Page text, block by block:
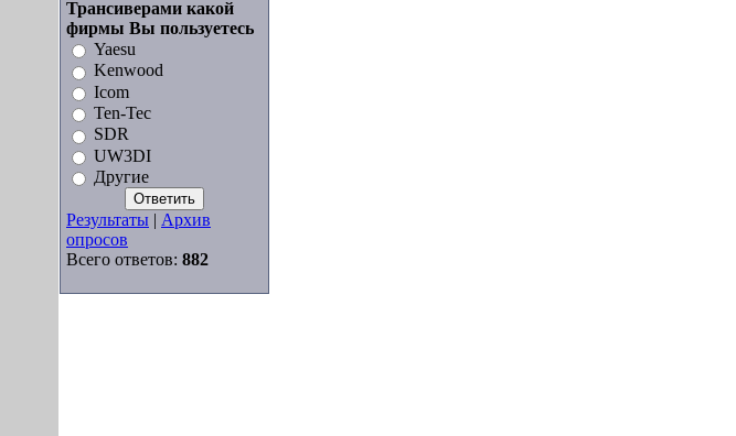
Трансиверами какой
фирмы Вы пользуетесь
Yaesu
Kenwood
Icom
Ten-Tec
SDR
UW3DI
Другие
Результаты | Архив
опросов
Всего ответов: 882